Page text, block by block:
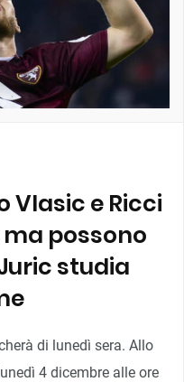
Vlasic e Ricci
possono
studia
di lunedì sera. Allo
4 dicembre alle ore